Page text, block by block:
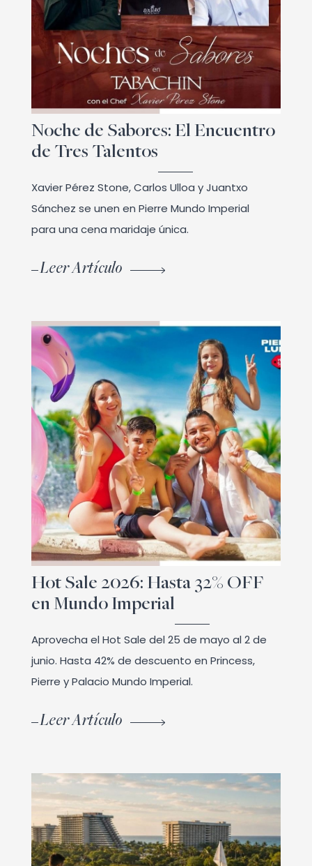
Noche de Sabores: El Encuentro
de Tres Talentos
Xavier Pérez Stone, Carlos Ulloa y Juantxo
Sánchez se unen en Pierre Mundo Imperial
para una cena maridaje única.
Leer Artículo
Hot Sale 2026: Hasta 32% OFF
en Mundo Imperial
Aprovecha el Hot Sale del 25 de mayo al 2 de
junio. Hasta 42% de descuento en Princess,
Pierre y Palacio Mundo Imperial.
Leer Artículo